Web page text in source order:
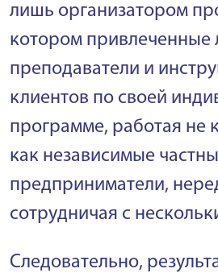
лишь организатором
котором привлеченные
преподаватели и
клиентов по своей
программе, работая не
как независимые
предприниматели,
сотрудничая с
Следовательно,